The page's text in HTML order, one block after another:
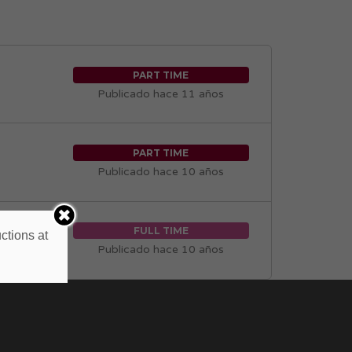
PART TIME
Publicado hace 11 años
PART TIME
Publicado hace 10 años
FULL TIME
Publicado hace 10 años
at